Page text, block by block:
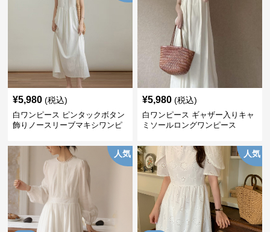
¥5,980 (税込)
白ワンピース ピンタックボタン
飾りノースリーブマキシワンピ
¥5,980 (税込)
白ワンピース ギャザー入りキャ
ミソールロングワンピース
人気 人気